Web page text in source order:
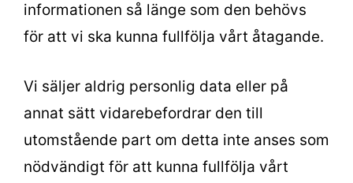
informationen så länge som den behövs
för att vi ska kunna fullfölja vårt åtagande.
Vi säljer aldrig personlig data eller på
annat sätt vidarebefordrar den till
utomstående part om detta inte anses som
nödvändigt för att kunna fullfölja vårt